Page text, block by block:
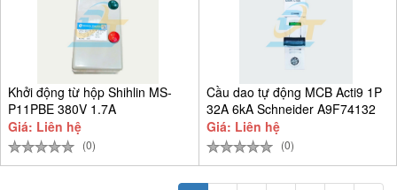
Khởi động từ hộp Shihlin MS-
P11PBE 380V 1.7A
Giá: Liên hệ
(0)
Cầu dao tự động MCB Acti9 1P
32A 6kA Schneider A9F74132
Giá: Liên hệ
(0)